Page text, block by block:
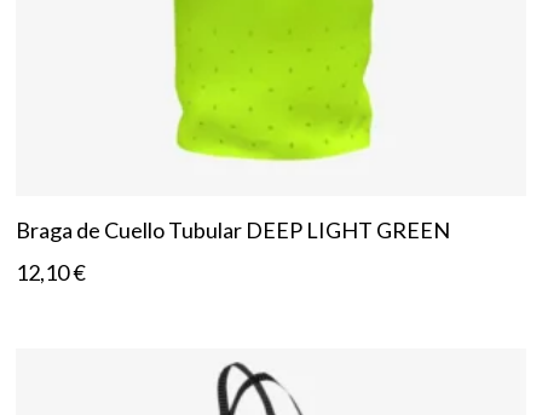
Braga de Cuello Tubular DEEP LIGHT GREEN
12,10€